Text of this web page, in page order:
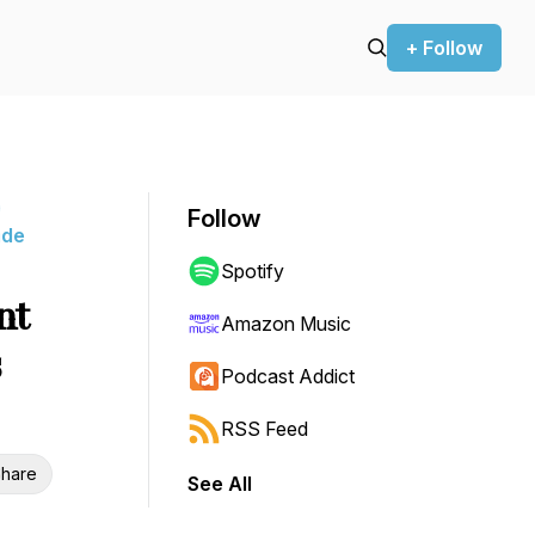
+ Follow
Follow
Spotify
Amazon Music
Podcast Addict
RSS Feed
See All